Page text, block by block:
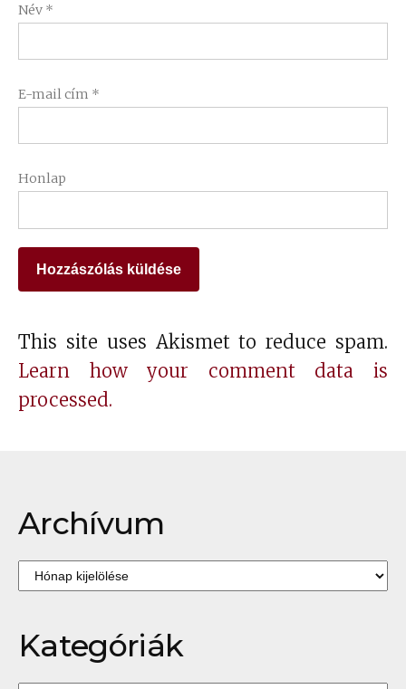
Név *
E-mail cím *
Honlap
This site uses Akismet to reduce spam.
Learn how your comment data is
processed.
Archívum
Archívum
Kategóriák